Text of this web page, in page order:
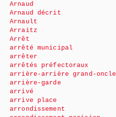
Arnaud
Arnaud décrit
Arnault
Arraitz
Arrêt
arrêté municipal
arrêter
arrêtés préfectoraux
arrière-arrière grand-oncle
arrière-garde
arrivé
arrive place
arrondissement